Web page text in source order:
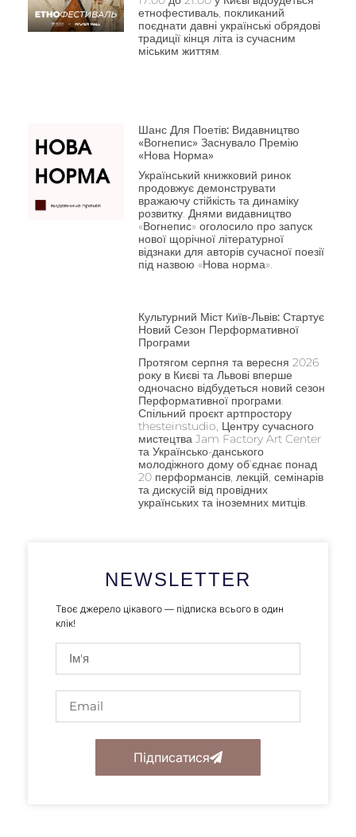
етнофестиваль, покликаний
поєднати давні українські обрядові
традиції кінця літа із сучасним
міським життям.
Шанс Для Поетів: Видавництво
«Вогнепис» Заснувало Премію
«Нова Норма»
Український книжковий ринок
продовжує демонструвати
вражаючу стійкість та динаміку
розвитку. Днями видавництво
«Вогнепис» оголосило про запуск
нової щорічної літературної
відзнаки для авторів сучасної поезії
під назвою «Нова норма».
Культурний Міст Київ-Львів: Стартує
Новий Сезон Перформативної
Програми
Протягом серпня та вересня 2026
року в Києві та Львові вперше
одночасно відбудеться новий сезон
Перформативної програми.
Спільний проєкт артпростору
thesteinstudio, Центру сучасного
мистецтва Jam Factory Art Center
та Українсько-данського
молодіжного дому об’єднає понад
20 перформансів, лекцій, семінарів
та дискусій від провідних
українських та іноземних митців.
NEWSLETTER
Твоє джерело цікавого — підписка всього в один
клік!
Підписатися